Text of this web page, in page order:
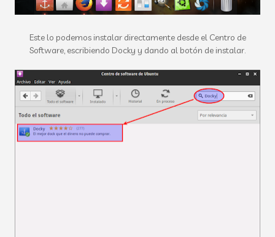
Este lo podemos instalar directamente desde el Centro de
Software, escribiendo Docky y dando al botón de instalar.